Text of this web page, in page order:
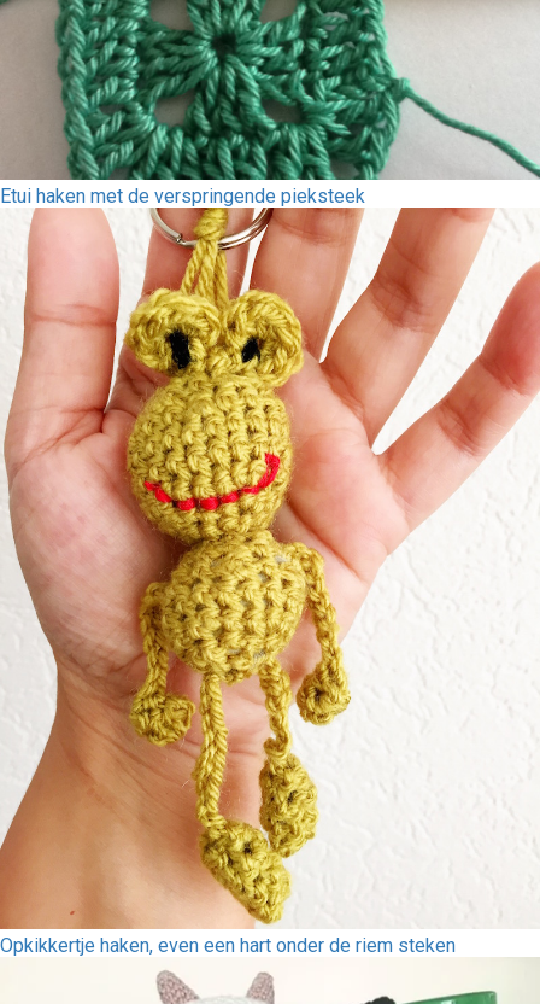
Etui haken met de verspringende pieksteek
Opkikkertje haken, even een hart onder de riem steken